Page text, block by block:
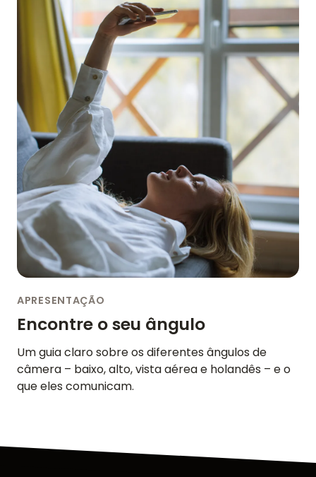
APRESENTAÇÃO
Encontre o seu ângulo
Um guia claro sobre os diferentes ângulos de
câmera – baixo, alto, vista aérea e holandês – e o
que eles comunicam.